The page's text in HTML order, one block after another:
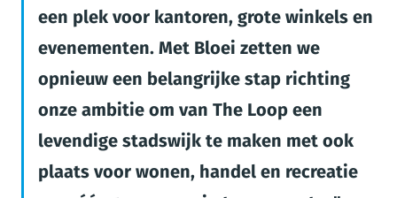
een plek voor kantoren, grote winkels en
evenementen. Met Bloei zetten we
opnieuw een belangrijke stap richting
onze ambitie om van The Loop een
levendige stadswijk te maken met ook
plaats voor wonen, handel en recreatie